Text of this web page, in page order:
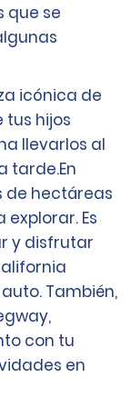
que se
icónica de
tus hijos
llevarlos al
tarde.En
de hectáreas
Es
y disfrutar
También,
con tu
en